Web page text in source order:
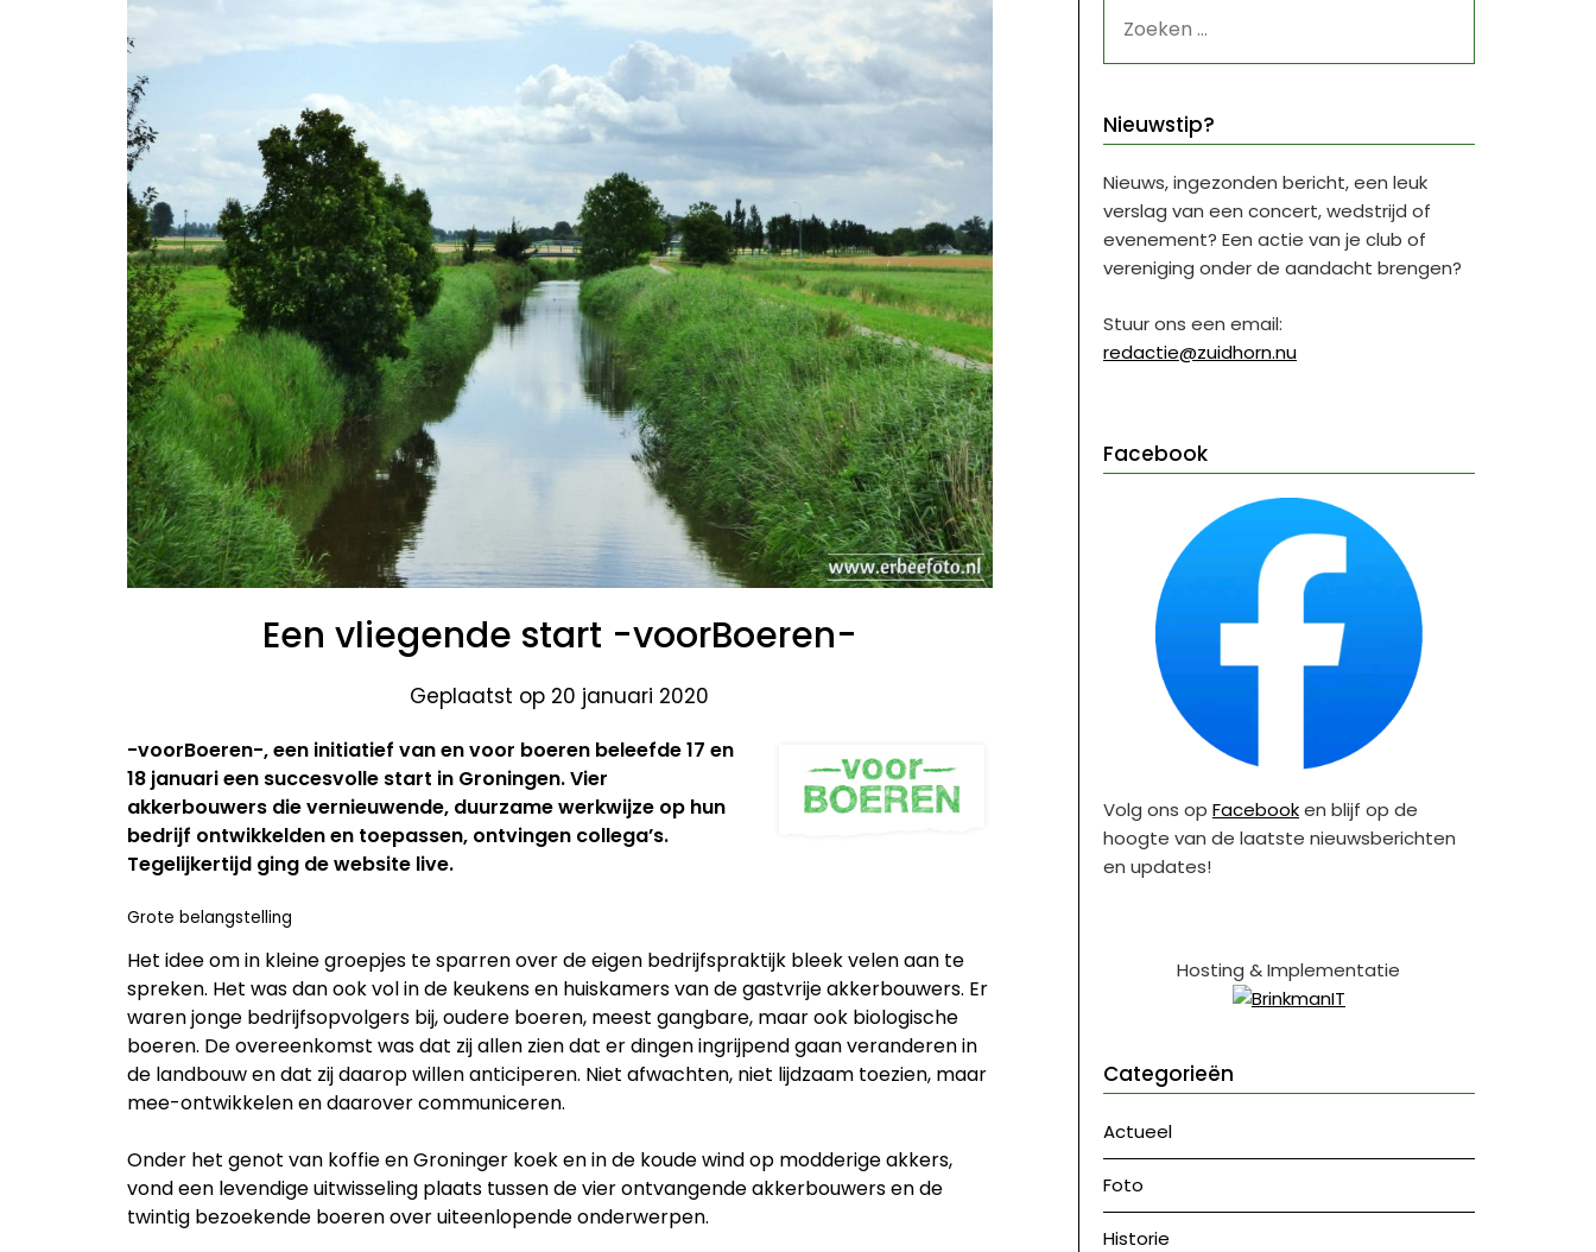
Een vliegende start -voorBoeren-
Geplaatst op 20 januari 2020
-voorBoeren-, een initiatief van en voor boeren beleefde 17 en
18 januari een succesvolle start in Groningen. Vier
akkerbouwers die vernieuwende, duurzame werkwijze op hun
bedrijf ontwikkelden en toepassen, ontvingen collega’s.
Tegelijkertijd ging de website live.
Grote belangstelling
Het idee om in kleine groepjes te sparren over de eigen bedrijfspraktijk bleek velen aan te
spreken. Het was dan ook vol in de keukens en huiskamers van de gastvrije akkerbouwers. Er
waren jonge bedrijfsopvolgers bij, oudere boeren, meest gangbare, maar ook biologische
boeren. De overeenkomst was dat zij allen zien dat er dingen ingrijpend gaan veranderen in
de landbouw en dat zij daarop willen anticiperen. Niet afwachten, niet lijdzaam toezien, maar
mee-ontwikkelen en daarover communiceren.
Onder het genot van koffie en Groninger koek en in de koude wind op modderige akkers,
vond een levendige uitwisseling plaats tussen de vier ontvangende akkerbouwers en de
twintig bezoekende boeren over uiteenlopende onderwerpen.
NAAR:
Nieuwstip?
Nieuws, ingezonden bericht, een leuk
verslag van een concert, wedstrijd of
evenement? Een actie van je club of
vereniging onder de aandacht brengen?
Stuur ons een email:
redactie@zuidhorn.nu
Facebook
Volg ons op Facebooken blijf op de
hoogte van de laatste nieuwsberichten
en updates!
Hosting & Implementatie
Categorieën
Actueel
Foto
Historie